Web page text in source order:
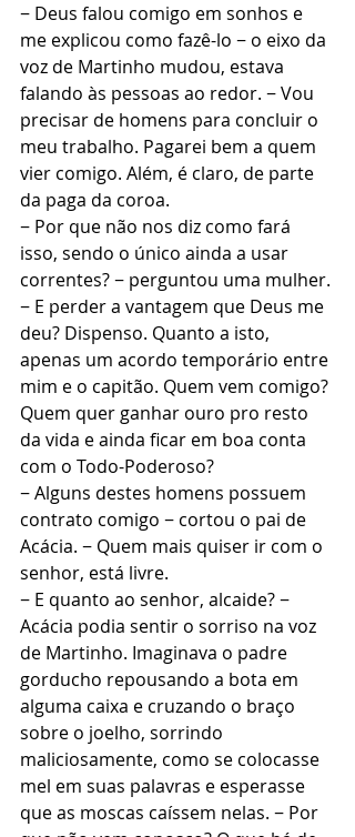
− Deus falou comigo em sonhos e
me explicou como fazê-lo − o eixo da
voz de Martinho mudou, estava
falando às pessoas ao redor. − Vou
precisar de homens para concluir o
meu trabalho. Pagarei bem a quem
vier comigo. Além, é claro, de parte
da paga da coroa.
− Por que não nos diz como fará
isso, sendo o único ainda a usar
correntes? − perguntou uma mulher.
− E perder a vantagem que Deus me
deu? Dispenso. Quanto a isto,
apenas um acordo temporário entre
mim e o capitão. Quem vem comigo?
Quem quer ganhar ouro pro resto
da vida e ainda ficar em boa conta
com o Todo-Poderoso?
− Alguns destes homens possuem
contrato comigo − cortou o pai de
Acácia. − Quem mais quiser ir com o
senhor, está livre.
− E quanto ao senhor, alcaide? −
Acácia podia sentir o sorriso na voz
de Martinho. Imaginava o padre
gorducho repousando a bota em
alguma caixa e cruzando o braço
sobre o joelho, sorrindo
maliciosamente, como se colocasse
mel em suas palavras e esperasse
que as moscas caíssem nelas. − Por